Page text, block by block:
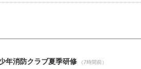
年消防クラブ夏季研修 （7時間前）